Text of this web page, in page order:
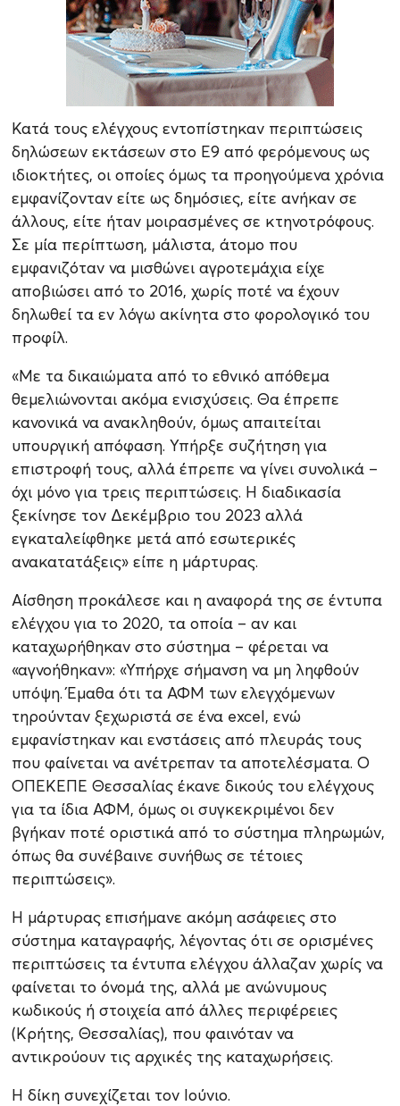
Κατά τους ελέγχους εντοπίστηκαν περιπτώσεις
δηλώσεων εκτάσεων στο Ε9 από φερόμενους ως
ιδιοκτήτες, οι οποίες όμως τα προηγούμενα χρόνια
εμφανίζονταν είτε ως δημόσιες, είτε ανήκαν σε
άλλους, είτε ήταν μοιρασμένες σε κτηνοτρόφους.
Σε μία περίπτωση, μάλιστα, άτομο που
εμφανιζόταν να μισθώνει αγροτεμάχια είχε
αποβιώσει από το 2016, χωρίς ποτέ να έχουν
δηλωθεί τα εν λόγω ακίνητα στο φορολογικό του
προφίλ.
«Με τα δικαιώματα από το εθνικό απόθεμα
θεμελιώνονται ακόμα ενισχύσεις. Θα έπρεπε
κανονικά να ανακληθούν, όμως απαιτείται
υπουργική απόφαση. Υπήρξε συζήτηση για
επιστροφή τους, αλλά έπρεπε να γίνει συνολικά –
όχι μόνο για τρεις περιπτώσεις. Η διαδικασία
ξεκίνησε τον Δεκέμβριο του 2023 αλλά
εγκαταλείφθηκε μετά από εσωτερικές
ανακατατάξεις» είπε η μάρτυρας.
Αίσθηση προκάλεσε και η αναφορά της σε έντυπα
ελέγχου για το 2020, τα οποία – αν και
καταχωρήθηκαν στο σύστημα – φέρεται να
«αγνοήθηκαν»: «Υπήρχε σήμανση να μη ληφθούν
υπόψη. Έμαθα ότι τα ΑΦΜ των ελεγχόμενων
τηρούνταν ξεχωριστά σε ένα excel, ενώ
εμφανίστηκαν και ενστάσεις από πλευράς τους
που φαίνεται να ανέτρεπαν τα αποτελέσματα. Ο
ΟΠΕΚΕΠΕ Θεσσαλίας έκανε δικούς του ελέγχους
για τα ίδια ΑΦΜ, όμως οι συγκεκριμένοι δεν
βγήκαν ποτέ οριστικά από το σύστημα πληρωμών,
όπως θα συνέβαινε συνήθως σε τέτοιες
περιπτώσεις».
Η μάρτυρας επισήμανε ακόμη ασάφειες στο
σύστημα καταγραφής, λέγοντας ότι σε ορισμένες
περιπτώσεις τα έντυπα ελέγχου άλλαζαν χωρίς να
φαίνεται το όνομά της, αλλά με ανώνυμους
κωδικούς ή στοιχεία από άλλες περιφέρειες
(Κρήτης, Θεσσαλίας), που φαινόταν να
αντικρούουν τις αρχικές της καταχωρήσεις.
Η δίκη συνεχίζεται τον Ιούνιο.